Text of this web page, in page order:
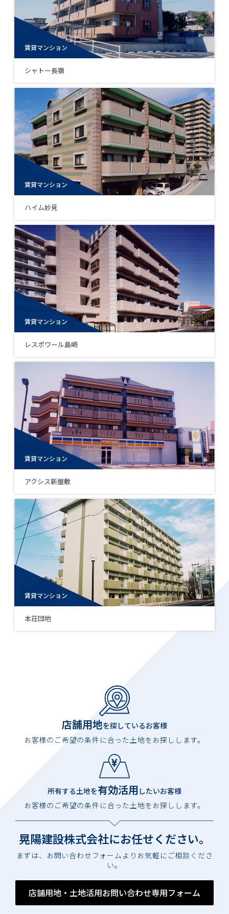
賃貸マンション
シャトー長嶺
賃貸マンション
ハイム妙見
賃貸マンション
レスポワール島崎
賃貸マンション
アクシス新屋敷
賃貸マンション
本荘団地
店舗用地を探しているお客様
お客様のご希望の条件に合った土地をお探しします。
所有する土地を有効活用 したいお客様
お客様のご希望の条件に合った土地をお探しします。
晃陽建設株式会社にお任せください。
まずは、お問い合わせフォームよりお気軽にご相談くださ
い。
店舗用地・土地活用お問い合わせ専用フォーム